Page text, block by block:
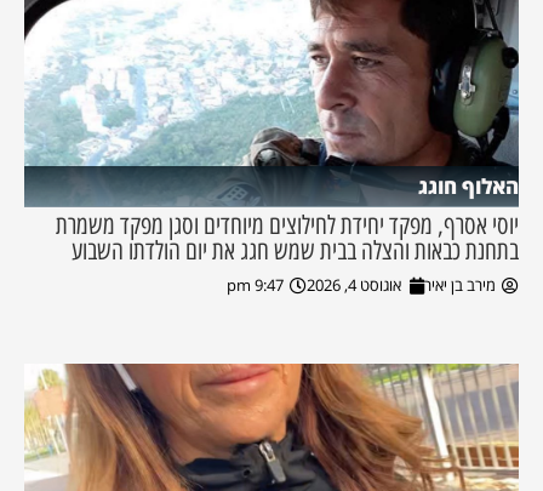
האלוף חוגג
יוסי אסרף, מפקד יחידת לחילוצים מיוחדים וסגן מפקד משמרת
בתחנת כבאות והצלה בבית שמש חגג את יום הולדתו השבוע
מירב בן יאיר אוגוסט 4, 2026 9:47 pm